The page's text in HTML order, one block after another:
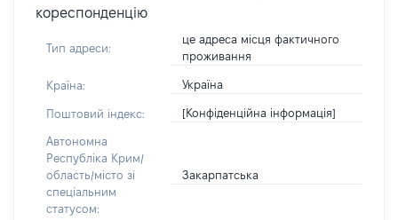
кореспонденцію
Тип адреси:
це адреса місця фактичного
проживання
Країна: Україна
Поштовий індекс: [Конфіденційна інформація]
Автономна
Республіка Крим/
область/місто зі
спеціальним
статусом:
Закарпатська